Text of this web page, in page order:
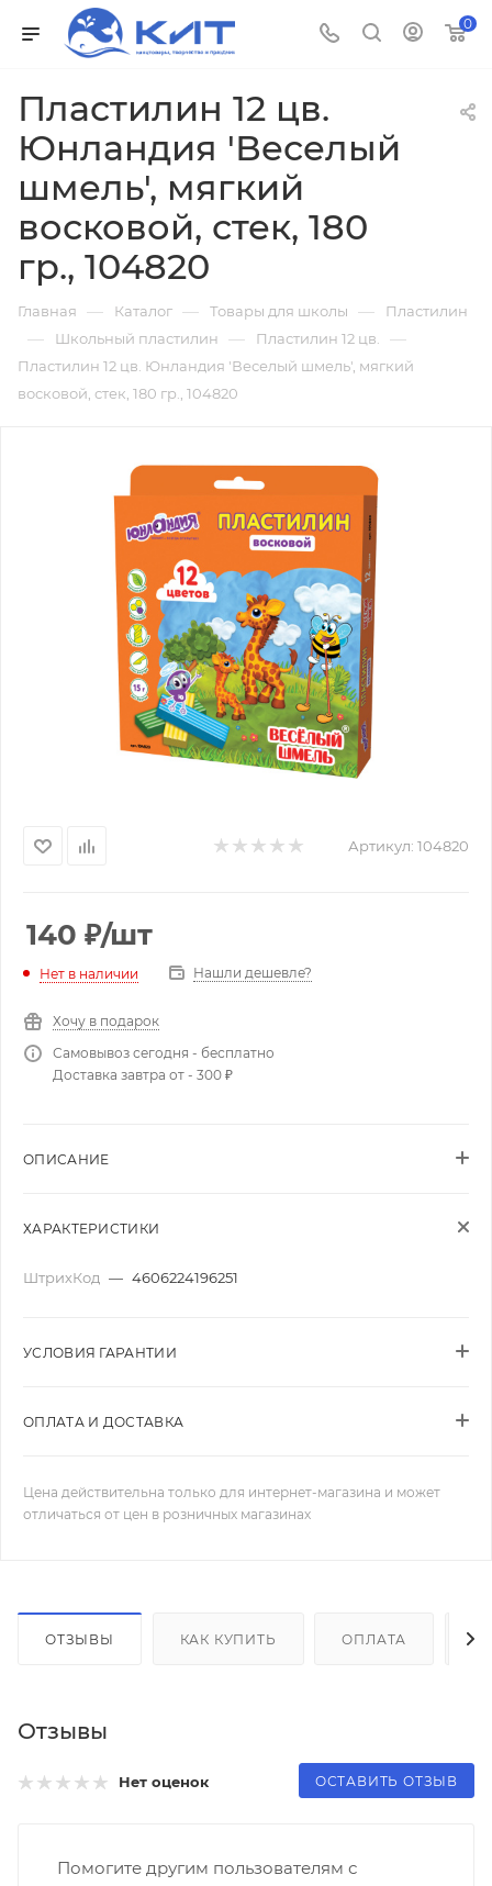
0
Пластилин 12 цв.
Юнландия 'Веселый
шмель', мягкий
восковой, стек, 180
гр., 104820
Главная — Каталог — Товары для школы — Пластилин
— Школьный пластилин — Пластилин 12 цв. —
Пластилин 12 цв. Юнландия 'Веселый шмель', мягкий
восковой, стек, 180 гр., 104820
Артикул: 104820
140 ₽/шт
Нет в наличии Нашли дешевле?
Хочу в подарок
Самовывоз сегодня - бесплатно
Доставка завтра от - 300 ₽
ОПИСАНИЕ
ХАРАКТЕРИСТИКИ
ШтрихКод — 4606224196251
УСЛОВИЯ ГАРАНТИИ
ОПЛАТА И ДОСТАВКА
Цена действительна только для интернет-магазина и может
отличаться от цен в розничных магазинах
ОТЗЫВЫ КАК КУПИТЬ ОПЛАТА
Отзывы
Нет оценок ОСТАВИТЬ ОТЗЫВ
Помогите другим пользователям с